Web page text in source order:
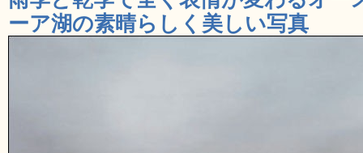
ーア湖の素晴らしく美しい写真